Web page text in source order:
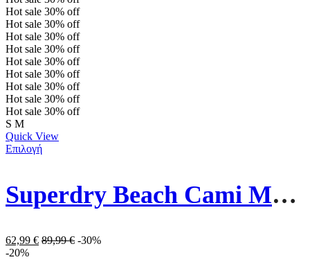
Hot sale 30% off
Hot sale 30% off
Hot sale 30% off
Hot sale 30% off
Hot sale 30% off
Hot sale 30% off
Hot sale 30% off
Hot sale 30% off
Hot sale 30% off
S M
Quick View
Επιλογή
Superdry Beach Cami Maxi Γυναικείο Φόρεμα W8011637-38L Πορτοκαλί/Πολύχρωμο
62,99 € 89,99€ -30%
-20%